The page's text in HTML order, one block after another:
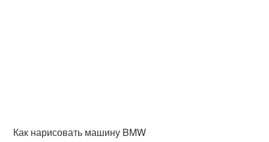
Как нарисовать машину BMW